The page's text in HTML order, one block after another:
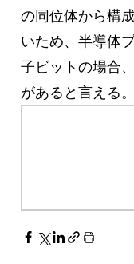
の同位体から構
いため、半導体
子ビットの場合
があると言える。